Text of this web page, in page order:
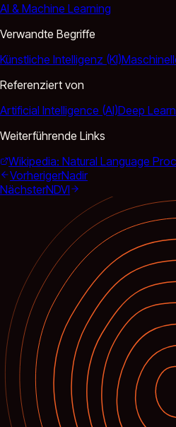
AI & Machine Learning
Verwandte Begriffe
Künstliche Intelligenz (KI)
Referenziert von
Artificial Intelligence (AI)Deep
Weiterführende Links
Wikipedia: Natural Language
VorherigerNadir
NächsterNDVI